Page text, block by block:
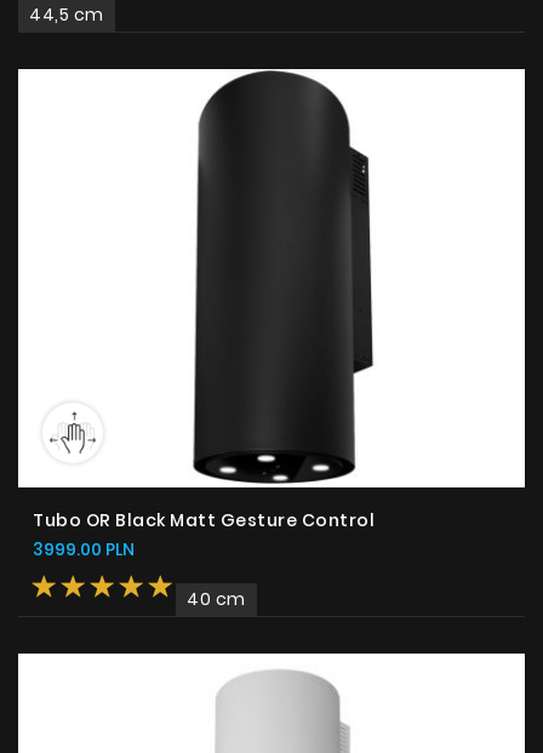
Produkty
44,5 cm
Tubo OR Black Matt Gesture Control
3999.00 PLN
40 cm